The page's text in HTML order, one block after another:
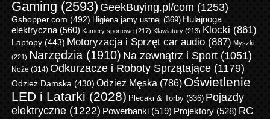
Gaming (2593) GeekBuying.pl/com (1253)
Gshopper.com (492) Higiena jamy ustnej (369) Hulajnoga
elektryczna(560) Kamery sportowe(217) Klawiatury(213) Klocki (861)
Laptopy(443) Motoryzacja i Sprzęt car audio(887) Myszki
(221) Narzędzia(1910) Na zewnątrz i Sport(1051)
Noże (314) Odkurzacze i Roboty Sprzątające(1179)
Odzież Damska(430) Odzież Męska (786) Oświetlenie
LED i Latarki (2028) Plecaki & Torby(336) Pojazdy
elektryczne(1222) Powerbanki(519) Projektory(528) RC